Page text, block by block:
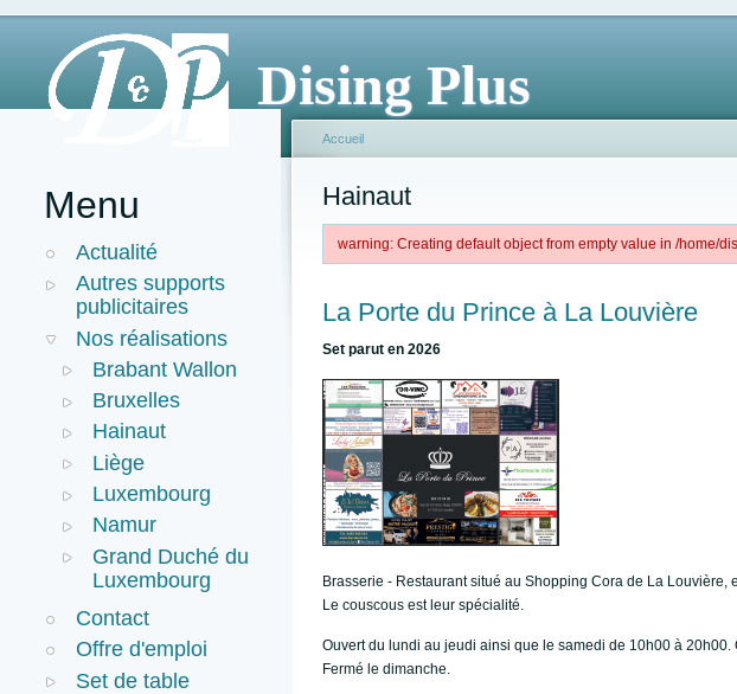
Dising Plus
Menu
Actualité
Autres supports
publicitaires
Nos réalisations
Brabant Wallon
Bruxelles
Hainaut
Liège
Luxembourg
Namur
Grand Duché du
Luxembourg
Contact
Offre d'emploi
Set de table
Accueil
Hainaut
warning: Creating default object from empty value in /home/
La Porte du Prince à La Louvière
Set parut en 2026
Brasserie - Restaurant situé au Shopping Cora de La Louvière,
Le couscous est leur spécialité.
Ouvert du lundi au jeudi ainsi que le samedi de 10h00 à
Fermé le dimanche.